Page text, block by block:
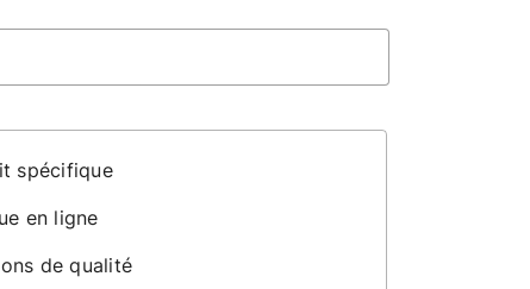
spécifique
en ligne
de qualité